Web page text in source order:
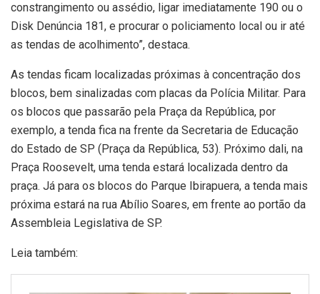
constrangimento ou assédio, ligar imediatamente 190 ou o
Disk Denúncia 181, e procurar o policiamento local ou ir até
as tendas de acolhimento”, destaca.
As tendas ficam localizadas próximas à concentração dos
blocos, bem sinalizadas com placas da Polícia Militar. Para
os blocos que passarão pela Praça da República, por
exemplo, a tenda fica na frente da Secretaria de Educação
do Estado de SP (Praça da República, 53). Próximo dali, na
Praça Roosevelt, uma tenda estará localizada dentro da
praça. Já para os blocos do Parque Ibirapuera, a tenda mais
próxima estará na rua Abílio Soares, em frente ao portão da
Assembleia Legislativa de SP.
Leia também: